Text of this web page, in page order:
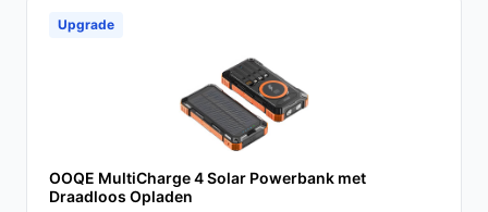
De Solar Powerbank Charger is de ideale oplossing
draagbare energie. Met zijn robuuste ontwerp, grote
capaciteit en veelzijdige aansluitmogelijkheden, is deze
powerbank een must-have voor onderweg.
Ontdek alle specificaties en vergelijk prijzen op
debestepowerbank.nl. Kies bewust wat perfect past
Upgrade
OOQE MultiCharge 4 Solar Powerbank met
Draadloos Opladen